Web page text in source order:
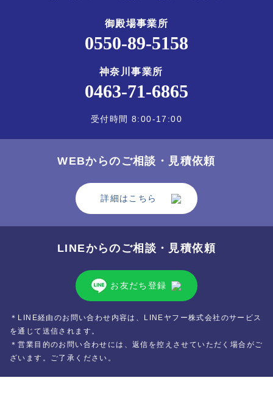
御殿場事業所
0550-89-5158
神奈川事業所
0463-71-6865
受付時間 8:00-17:00
WEBからのご相談・ 見積依頼
詳細はこちら
LINEからのご相談・ 見積依頼
お友だち登録
＊LINE経由のお問い合わせ内容は、LINEヤフー株式会社のサービス
を通じて送信されます。
＊営業目的のお問い合わせには、返信を控えさせていただく場合がご
ざいます。ご了承ください。